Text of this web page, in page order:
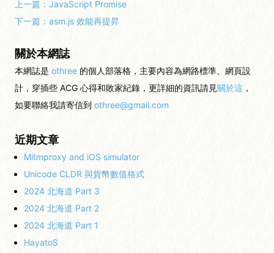
上一篇： JavaScript Promise
下一篇： asm.js 效能再提昇
關於本網誌
本網誌是 othree 的個人部落格，主要內容為網路標準、網頁設
計，穿插些 ACG 心得和敗家紀錄，更詳細的資訊請見關於這 ，
如要聯絡我請寄信到 othree@gmail.com
近期文章
Mitmproxy and iOS simulator
Unicode CLDR 與貨幣數值格式
2024 北海道 Part 3
2024 北海道 Part 2
2024 北海道 Part 1
HayatoS